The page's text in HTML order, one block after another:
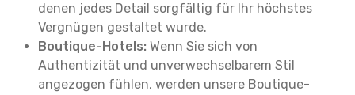
denen jedes Detail sorgfältig für Ihr höchstes
Vergnügen gestaltet wurde.
Boutique-Hotels: Wenn Sie sich von
Authentizität und unverwechselbarem Stil
angezogen fühlen, werden unsere Boutique-